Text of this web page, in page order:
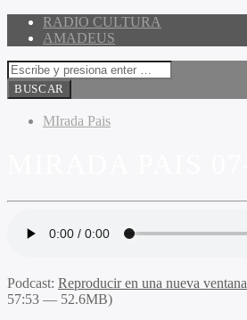
RADIO CULTURA
AMADEUS
MIrada Pais
Podcast: Reproducir en una nueva ventana
57:53 — 52.6MB)